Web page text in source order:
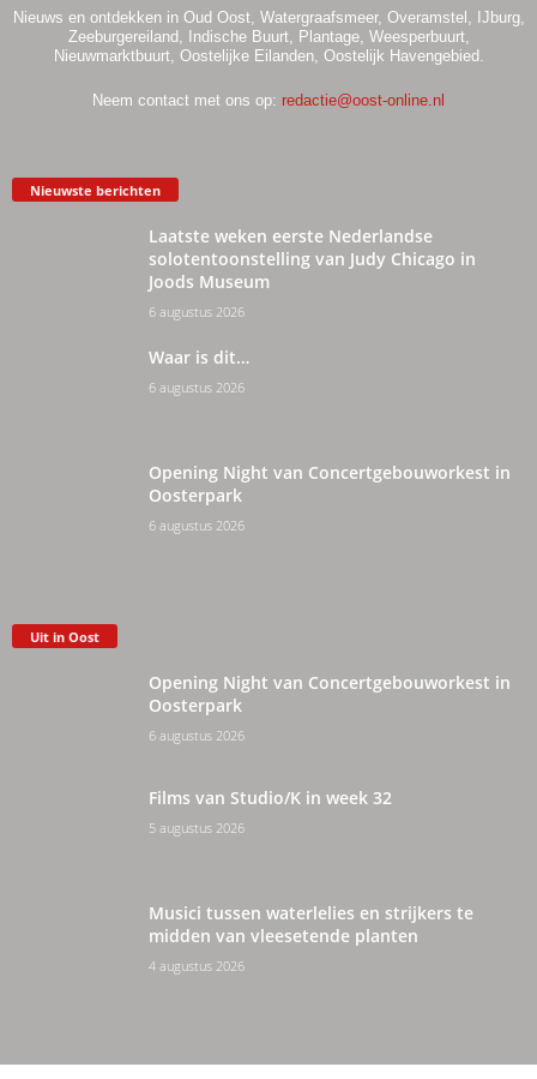
Nieuws en ontdekken in Oud Oost, Watergraafsmeer, Overamstel, IJburg,
Zeeburgereiland, Indische Buurt, Plantage, Weesperbuurt,
Nieuwmarktbuurt, Oostelijke Eilanden, Oostelijk Havengebied.
Neem contact met ons op: redactie@oost-online.nl
Nieuwste berichten
Laatste weken eerste Nederlandse
solotentoonstelling van Judy Chicago in
Joods Museum
6 augustus 2026
Waar is dit…
6 augustus 2026
Opening Night van Concertgebouworkest in
Oosterpark
6 augustus 2026
Uit in Oost
Opening Night van Concertgebouworkest in
Oosterpark
6 augustus 2026
Films van Studio/K in week 32
5 augustus 2026
Musici tussen waterlelies en strijkers te
midden van vleesetende planten
4 augustus 2026